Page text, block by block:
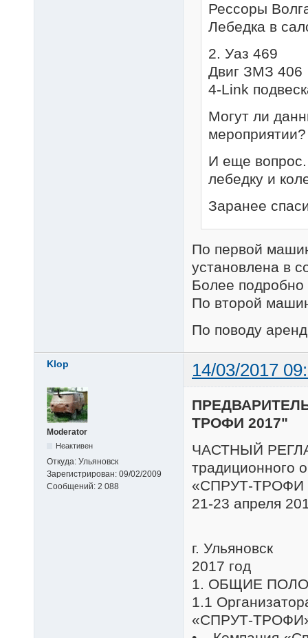
Рессоры
Лебедка в
2. Уаз 469
Двиг ЗМЗ 406
4-Link
Могут ли
мероприятии?
И еще
лебедку и
Заранее
По первой
установлена в
Более подробно
По второй
По поводу
Klop 14/03/2017
Moderator
Неактивен
Откуда: Ульяновск
Зарегистрирован: 09/02/2009
Сообщений: 2 088
ТРОФИ 2017"
ЧАСТНЫЙ
традиционного
«СПРУТ-ТРОФИ
21-23 апреля
г. Ульяновск
2017 год
1. ОБЩИЕ
1.1
«СПРУТ-